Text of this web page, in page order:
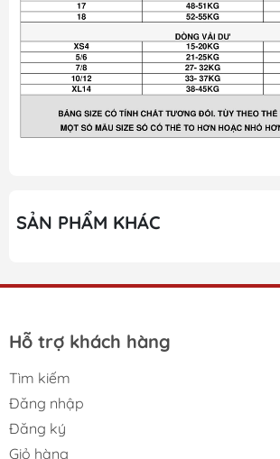
SẢN PHẨM KHÁC
Hỗ trợ khách hàng
Tìm kiếm
Đăng nhập
Đăng ký
Giỏ hàng